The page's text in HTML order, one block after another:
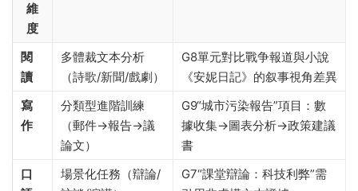
維
度
閱
讀
多體裁文本分析
（詩歌/新聞/戲劇）
G8單元對比戰争報道與小說
《安妮日記》的叙事視角差異
寫
作
分類型進階訓練
（郵件→報告→議
論文）
G9“城市污染報告”項目：數
據收集→圖表分析→政策建議
書
口
場景化任務（辯論/
G7“課堂辯論：科技利弊”需